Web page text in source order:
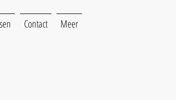
Contact Meer